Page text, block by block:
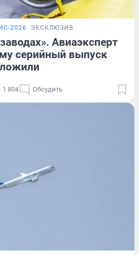
2026 ЭКСКЛЮЗИВ
Авиаэксперт
серийный выпуск
1 804 Обсудить